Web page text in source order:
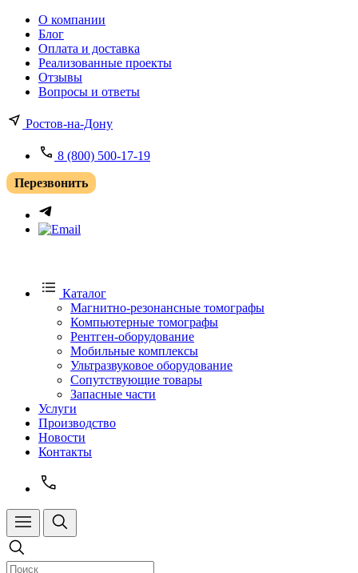
О компании
Блог
Оплата и доставка
Реализованные проекты
Отзывы
Вопросы и ответы
Ростов-на-Дону
8 (800) 500-17-19
Перезвонить
Каталог
Магнитно-резонансные томографы
Компьютерные томографы
Рентген-оборудование
Мобильные комплексы
Ультразвуковое оборудование
Сопутствующие товары
Запасные части
Услуги
Производство
Новости
Контакты